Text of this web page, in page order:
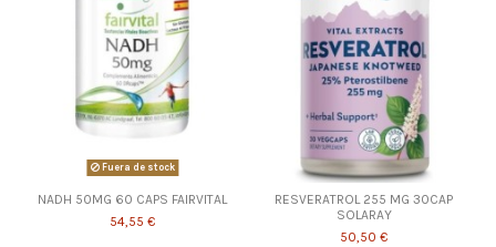
Fuera de stock
NADH 50MG 60 CAPS FAIRVITAL
54,55 €
RESVERATROL 255 MG 30CAP
SOLARAY
50,50 €